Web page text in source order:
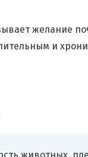
желание
и
животных,